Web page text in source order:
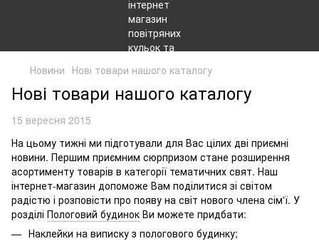
Новини Нові товари нашого каталогу
Нові товари нашого каталогу
15 вересня 2015
На цьому тижні ми підготували для Вас цілих дві приємні
новини. Першим приємним сюрпризом стане розширення
асортименту товарів в категорії тематичних свят. Наш
інтернет-магазин допоможе Вам поділитися зі світом
радістю і розповісти про появу на світ нового члена сім'ї. У
розділі Пологовий будинок Ви можете придбати:
Наклейки на виписку з пологового будинку;